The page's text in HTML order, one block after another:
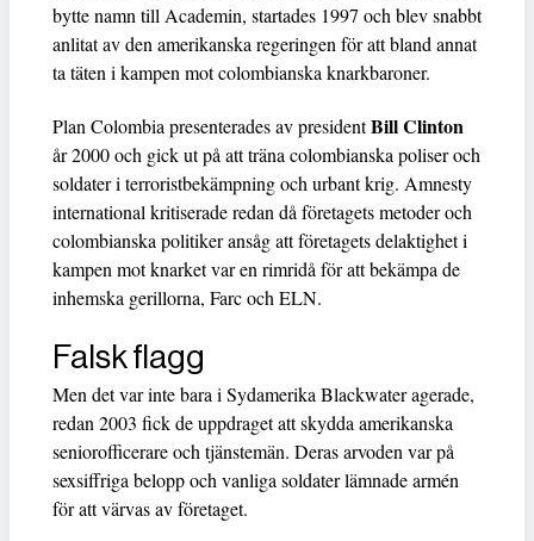
bytte namn till Academin, startades 1997 och blev snabbt
anlitat av den amerikanska regeringen för att bland annat
ta täten i kampen mot colombianska knarkbaroner.
Plan Colombia presenterades av presidentBill Clinton
år 2000 och gick ut på att träna colombianska poliser och
soldater i terroristbekämpning och urbant krig. Amnesty
international kritiserade redan då företagets metoder och
colombianska politiker ansåg att företagets delaktighet i
kampen mot knarket var en rimridå för att bekämpa de
inhemska gerillorna, Farc och ELN.
Falsk flagg
Men det var inte bara i Sydamerika Blackwater agerade,
redan 2003 fick de uppdraget att skydda amerikanska
seniorofficerare och tjänstemän. Deras arvoden var på
sexsiffriga belopp och vanliga soldater lämnade armén
för att värvas av företaget.